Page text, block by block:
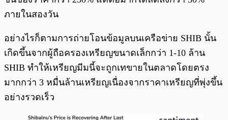
ภายในสองวัน
อย่างไรก็ตามการถ่ายโอนข้อมูลบนเครือข่าย SHIB นั้น
เกิดขึ้นจากผู้ถือครองเหรียญขนาดเล็กกว่า 1-10 ล้าน
SHIB ทำให้เหรียญมีมนี้จะถูกเทขายในตลาดโดยตรง
มากกว่า 3 หมื่นล้านเหรียญเนื่องจากราคาเหรียญที่พุ่งขึ้น
อย่างรวดเร็ว